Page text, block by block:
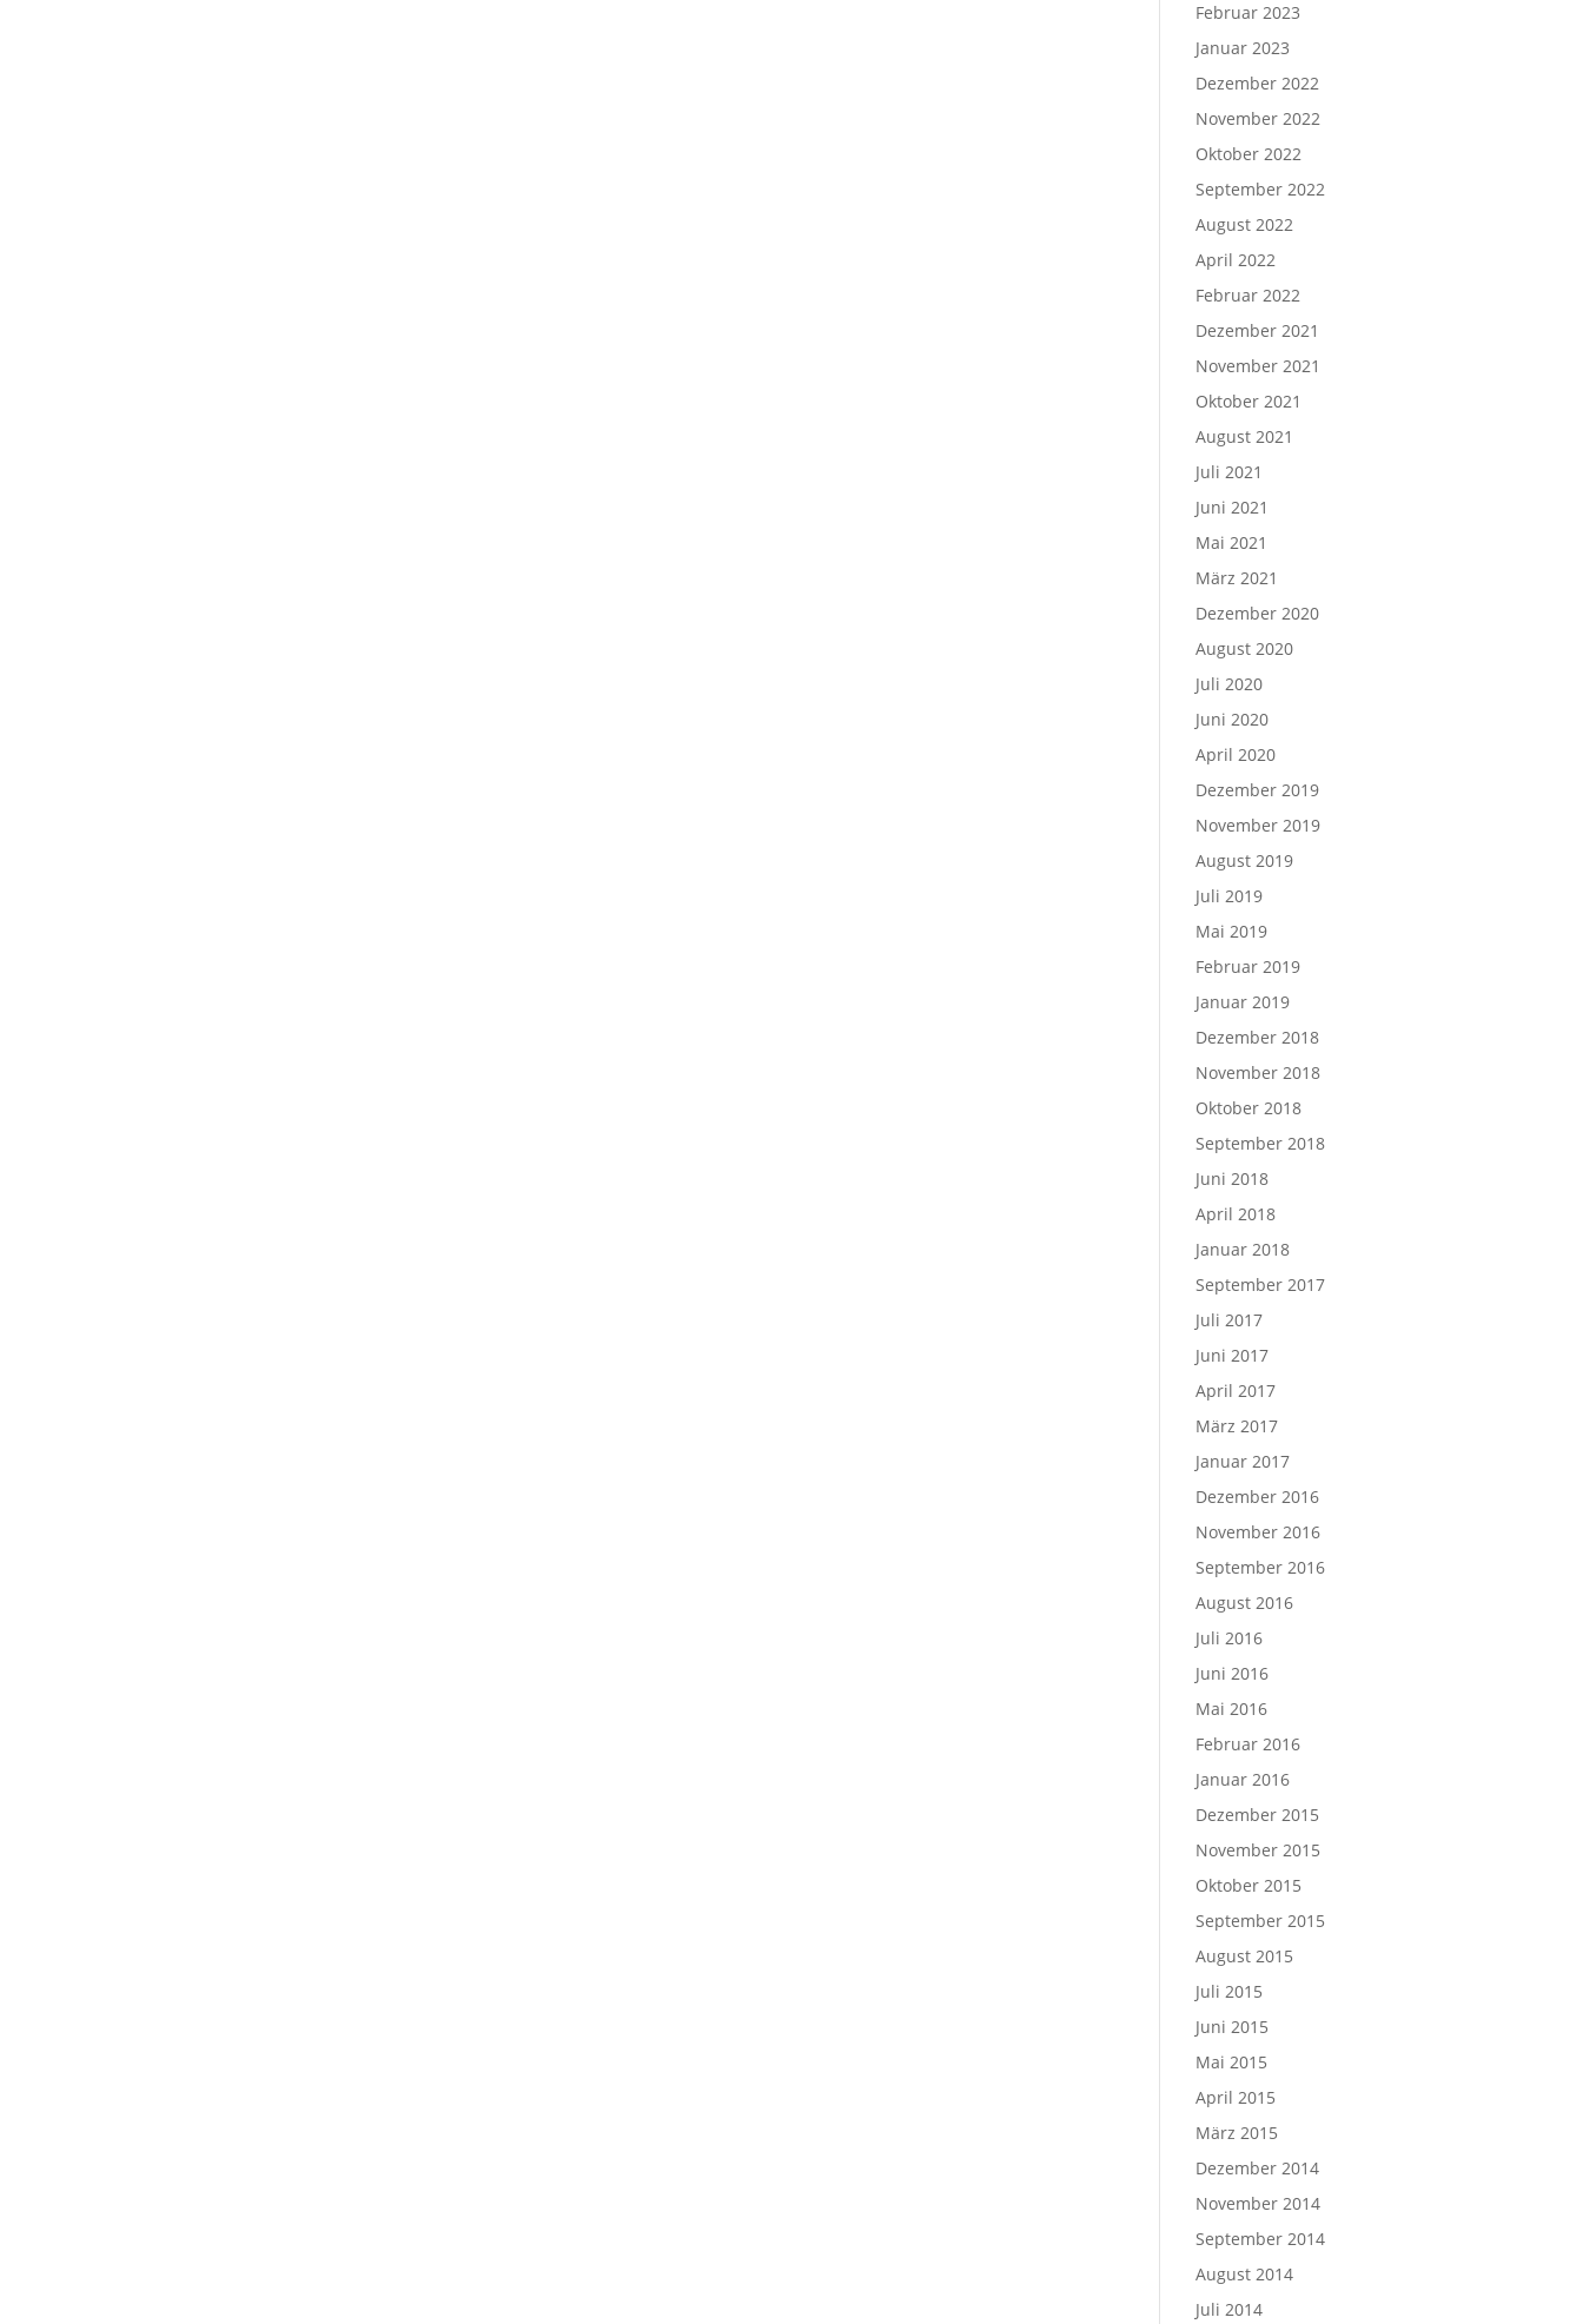
Februar 2023
Januar 2023
Dezember 2022
November 2022
Oktober 2022
September 2022
August 2022
April 2022
Februar 2022
Dezember 2021
November 2021
Oktober 2021
August 2021
Juli 2021
Juni 2021
Mai 2021
März 2021
Dezember 2020
August 2020
Juli 2020
Juni 2020
April 2020
Dezember 2019
November 2019
August 2019
Juli 2019
Mai 2019
Februar 2019
Januar 2019
Dezember 2018
November 2018
Oktober 2018
September 2018
Juni 2018
April 2018
Januar 2018
September 2017
Juli 2017
Juni 2017
April 2017
März 2017
Januar 2017
Dezember 2016
November 2016
September 2016
August 2016
Juli 2016
Juni 2016
Mai 2016
Februar 2016
Januar 2016
Dezember 2015
November 2015
Oktober 2015
September 2015
August 2015
Juli 2015
Juni 2015
Mai 2015
April 2015
März 2015
Dezember 2014
November 2014
September 2014
August 2014
Juli 2014